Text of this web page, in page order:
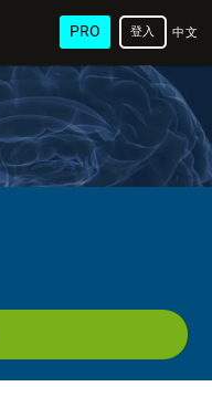
PRO 中文
體)
登入